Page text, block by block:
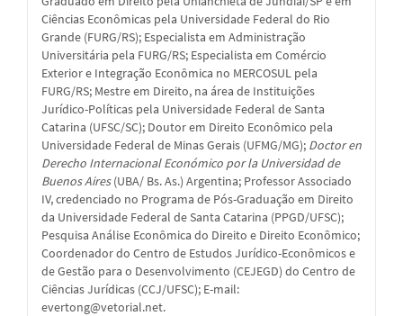
Ciências Econômicas pela Universidade Federal do Rio
Grande (FURG/RS); Especialista em Administração
Universitária pela FURG/RS; Especialista em Comércio
Exterior e Integração Econômica no MERCOSUL pela
FURG/RS; Mestre em Direito, na área de Instituições
Jurídico-Políticas pela Universidade Federal de Santa
Catarina (UFSC/SC); Doutor em Direito Econômico pela
Universidade Federal de Minas Gerais (UFMG/MG); Doctor en
Derecho Internacional Económico por la Universidad de
Buenos Aires(UBA/ Bs. As.) Argentina; Professor Associado
IV, credenciado no Programa de Pós-Graduação em Direito
da Universidade Federal de Santa Catarina (PPGD/UFSC);
Pesquisa Análise Econômica do Direito e Direito Econômico;
Coordenador do Centro de Estudos Jurídico-Econômicos e
de Gestão para o Desenvolvimento (CEJEGD) do Centro de
Ciências Jurídicas (CCJ/UFSC); E-mail:
evertong@vetorial.net.